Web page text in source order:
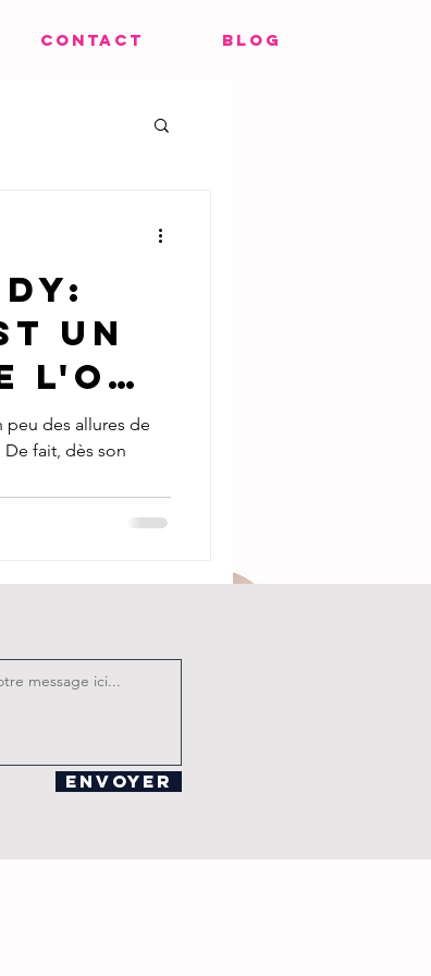
CONTACT BLOG
un
l'on
tous
peu des allures de
fait, dès son
Envoyer